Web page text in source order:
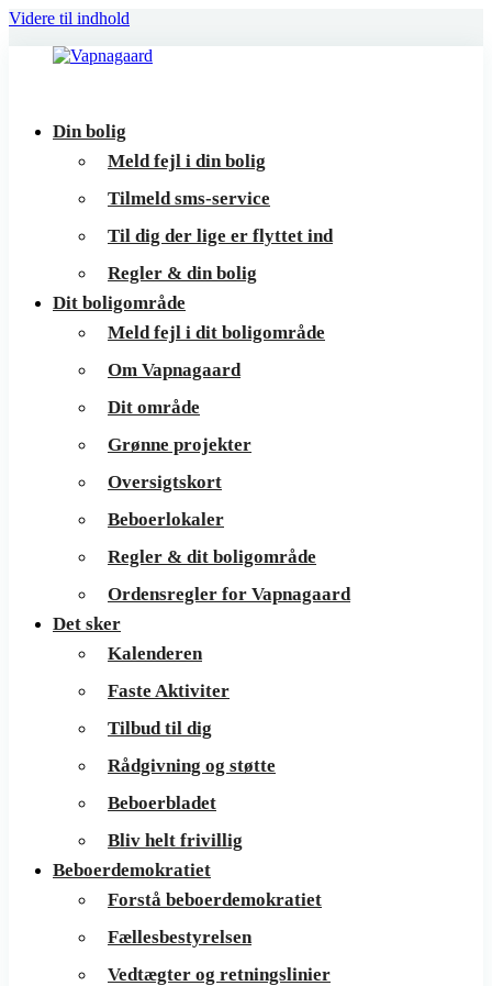
Videre til indhold
Vapnagaard
BoligerDin bolig
Meld fejl i din bolig
Tilmeld sms-service
Til dig der lige er flyttet ind
Regler & din bolig
Dit boligområde
Meld fejl i dit boligområde
Om Vapnagaard
Dit område
Grønne projekter
Oversigtskort
Beboerlokaler
Regler & dit boligområde
Ordensregler for Vapnagaard
Det sker
Kalenderen
Faste Aktiviter
Tilbud til dig
Rådgivning og støtte
Beboerbladet
Bliv helt frivillig
Beboerdemokratiet
Forstå beboerdemokratiet
Fællesbestyrelsen
Vedtægter og retningslinier